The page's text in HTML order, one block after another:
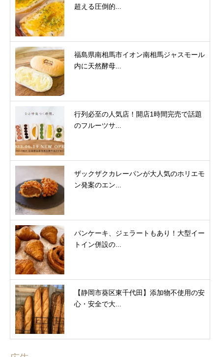
超える圧倒的...
福島県南相馬市イオン南相馬ジャスモール
内に天然酵母...
行列必至の人気店！開店1時間完売で話題
のフルーツサ...
ザックザクカレーパンが大人気のホリエモ
ン発案のエン...
パンケーキ、ジェラートもあり！大型イー
トイン併設の...
【静岡市葵区東千代田】添加物不使用の安
心・安全で大...